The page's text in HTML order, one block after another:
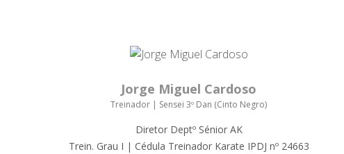
Jorge Miguel Cardoso
Treinador | Sensei 3º Dan (Cinto Negro)
Diretor Deptº Sénior AK
Trein. Grau I | Cédula Treinador Karate IPDJ nº 24663